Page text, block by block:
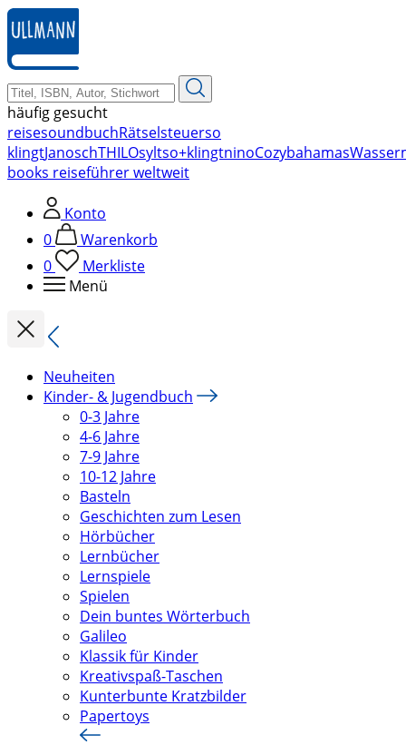
zum
Hauptinhalt
springen
häufig gesucht
reisesoundbuchRätselsteuerso
klingtJanoschTHILOsyltso+klingtninoCozybahamas
books reiseführer weltweit
Konto
0
Warenkorb
0
Merkliste
Menü
Neuheiten
Kinder- & Jugendbuch
0-3 Jahre
4-6 Jahre
7-9 Jahre
10-12 Jahre
Basteln
Geschichten zum Lesen
Hörbücher
Lernbücher
Lernspiele
Spielen
Dein buntes Wörterbuch
Galileo
Klassik für Kinder
Kreativspaß-Taschen
Kunterbunte Kratzbilder
Papertoys